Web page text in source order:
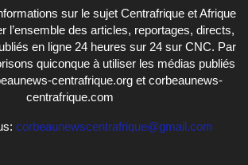
sur le sujet Centrafrique et Afrique
l’ensemble des articles, reportages, directs,
en ligne 24 heures sur 24 sur CNC. Par
quiconque à utiliser les médias publiés
centrafrique.org et corbeaunews-
centrafrique.com
corbeaunewscentrafrique@gmail.com